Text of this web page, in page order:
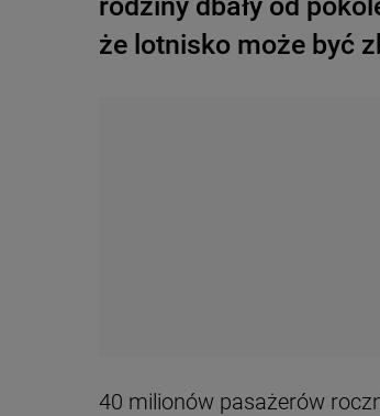
że lotnisko może być
40 milionów pasażerów